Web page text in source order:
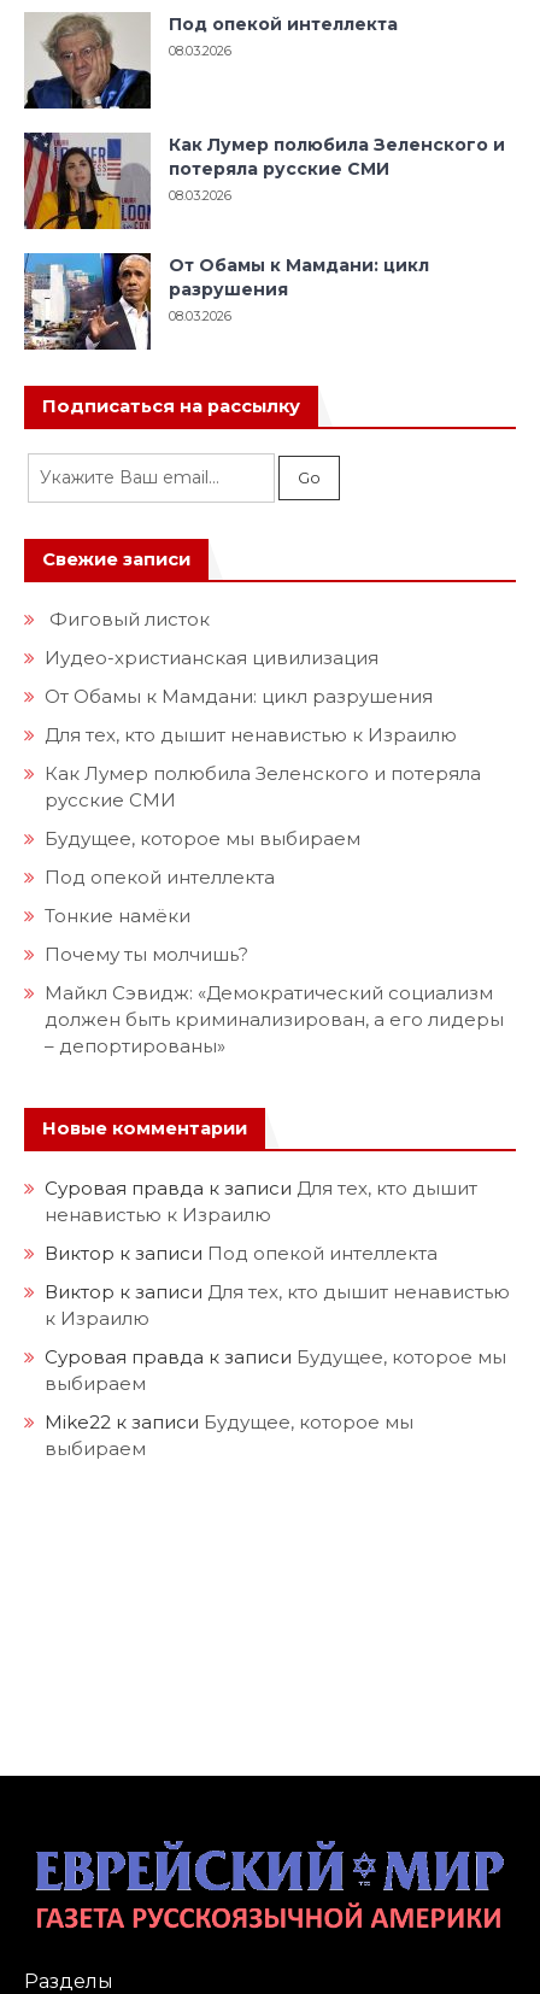
Под опекой интеллекта
08.03.2026
Как Лумер полюбила Зеленского и
потеряла русские СМИ
08.03.2026
От Обамы к Мамдани: цикл
разрушения
08.03.2026
Подписаться на рассылку
Свежие записи
Фиговый листок
Иудео-христианская цивилизация
От Обамы к Мамдани: цикл разрушения
Для тех, кто дышит ненавистью к Израилю
Как Лумер полюбила Зеленского и потеряла
русские СМИ
Будущее, которое мы выбираем
Под опекой интеллекта
Тонкие намёки
Почему ты молчишь?
Майкл Сэвидж: «Демократический социализм
должен быть криминализирован, а его лидеры
– депортированы»
Новые комментарии
Суровая правда к записи Для тех, кто дышит
ненавистью к Израилю
Виктор к записи Под опекой интеллекта
Виктор к записи Для тех, кто дышит ненавистью
к Израилю
Суровая правда к записи Будущее, которое мы
выбираем
Mike22 к записи Будущее, которое мы
выбираем
Разделы